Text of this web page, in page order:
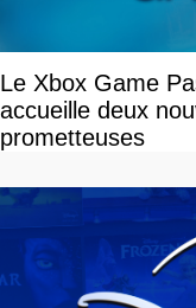
Le Xbox Game
accueille deux
prometteuses